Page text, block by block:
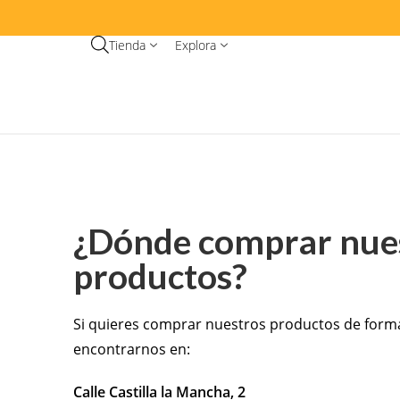
Tienda Explora
¿Dónde comprar
productos?
Si quieres comprar nuestros productos de
encontrarnos en:
Calle Castilla la Mancha, 2